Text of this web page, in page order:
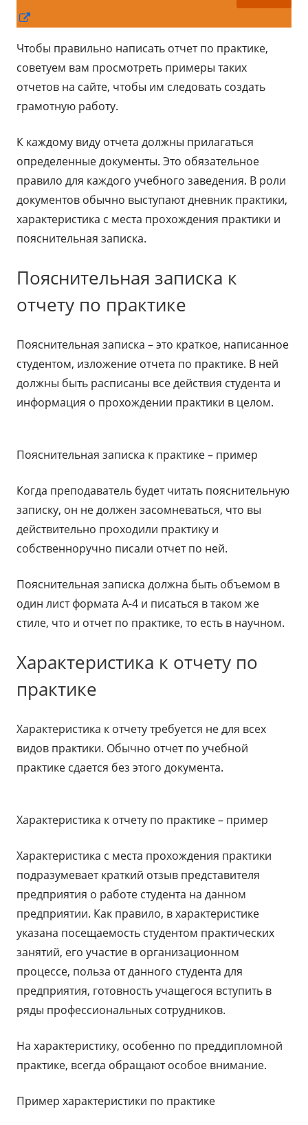
новом
окне
Чтобы правильно написать отчет по практике,
советуем вам просмотреть примеры таких
отчетов на сайте, чтобы им следовать создать
грамотную работу.
К каждому виду отчета должны прилагаться
определенные документы. Это обязательное
правило для каждого учебного заведения. В роли
документов обычно выступают дневник практики,
характеристика с места прохождения практики и
пояснительная записка.
Пояснительная записка к
отчету по практике
Пояснительная записка – это краткое, написанное
студентом, изложение отчета по практике. В ней
должны быть расписаны все действия студента и
информация о прохождении практики в целом.
Пояснительная записка к практике – пример
Когда преподаватель будет читать пояснительную
записку, он не должен засомневаться, что вы
действительно проходили практику и
собственноручно писали отчет по ней.
Пояснительная записка должна быть объемом в
один лист формата А-4 и писаться в таком же
стиле, что и отчет по практике, то есть в научном.
Характеристика к отчету по
практике
Характеристика к отчету требуется не для всех
видов практики. Обычно отчет по учебной
практике сдается без этого документа.
Характеристика к отчету по практике – пример
Характеристика с места прохождения практики
подразумевает краткий отзыв представителя
предприятия о работе студента на данном
предприятии. Как правило, в характеристике
указана посещаемость студентом практических
занятий, его участие в организационном
процессе, польза от данного студента для
предприятия, готовность учащегося вступить в
ряды профессиональных сотрудников.
На характеристику, особенно по преддипломной
практике, всегда обращают особое внимание.
Пример характеристики по практике